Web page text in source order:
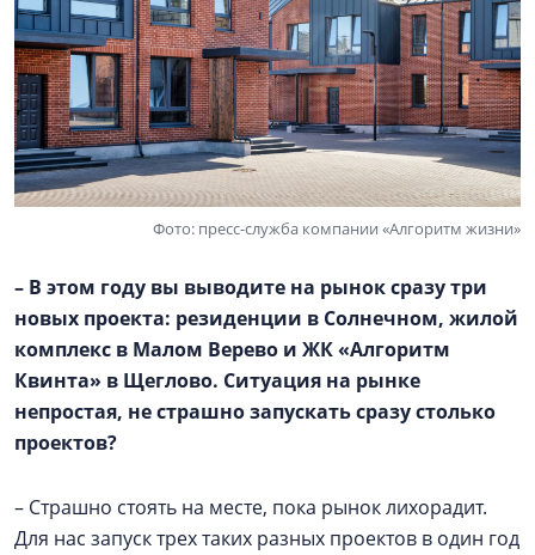
Фото: пресс-служба компании «Алгоритм жизни»
– В этом году вы выводите на рынок сразу три
новых проекта: резиденции в Солнечном, жилой
комплекс в Малом Верево и ЖК «Алгоритм
Квинта» в Щеглово. Ситуация на рынке
непростая, не страшно запускать сразу столько
проектов?
– Страшно стоять на месте, пока рынок лихорадит.
Для нас запуск трех таких разных проектов в один год